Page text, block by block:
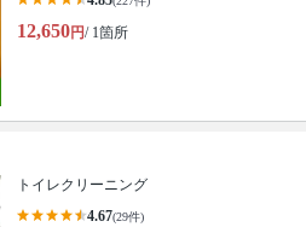
12,650円/ 1箇所
トイレクリーニング
4.67(29件)